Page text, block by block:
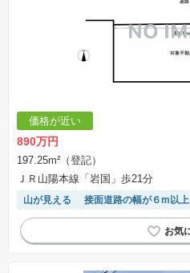
価格が近い
890万円
197.25m²（登記）
ＪＲ山陽本線「岩国」歩21分
山が見える 接面道路の幅が６m以上